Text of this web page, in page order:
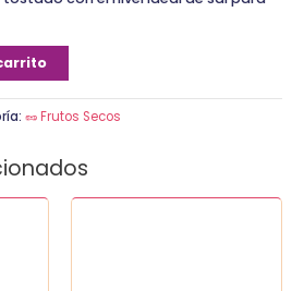
🥜 Frutos Secos